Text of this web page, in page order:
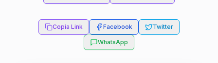
Copia Link Facebook Twitter
WhatsApp